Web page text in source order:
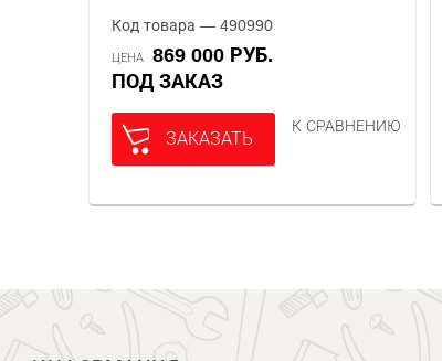
Код товара — 490990
ЦЕНА
869 000 РУБ.
ПОД ЗАКАЗ
ЗАКАЗАТЬ
К СРАВНЕНИЮ